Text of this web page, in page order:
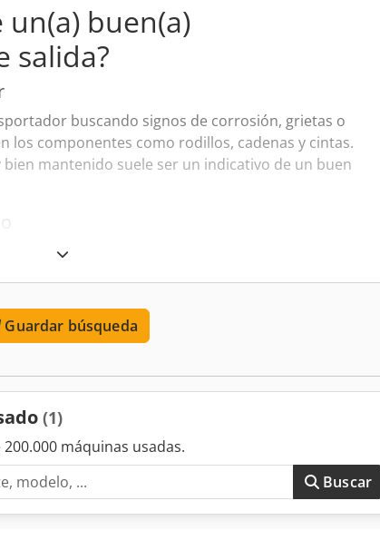
un(a) buen(a)
salida?
buscando signos de corrosión, grietas o
los componentes como rodillos, cadenas y cintas.
mantenido suele ser un indicativo de un buen
suavemente y de forma uniforme sin ruidos
del equipo, como manuales de usuario,
por parte de sus anteriores propietarios.
seguridad
protecciones adecuadas para evitar accidentes, tales
y sistemas de paro de emergencia. Asegúrese de que
Guardar búsqueda
(1)
máquinas usadas.
Buscar